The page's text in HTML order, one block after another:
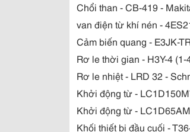
Chổi than - CB-419 -
van điện từ khí nén -
Cảm biến quang - E3JK-
Rơ le thời gian - H3Y-4
Rơ le nhiệt - LRD 32 -
Khởi động từ -
Khởi động từ -
Khối thiết bị đầu cuối -